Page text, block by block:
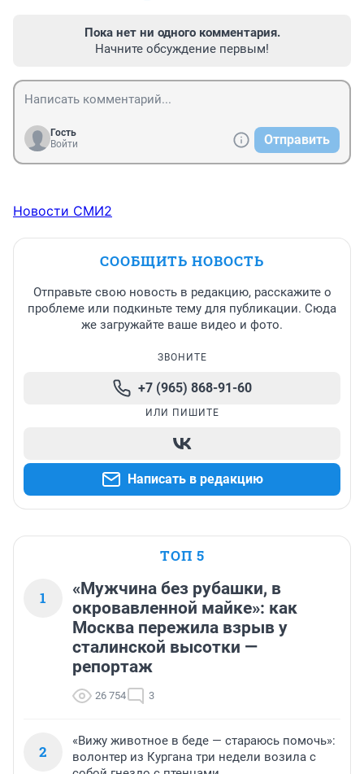
Пока нет ни одного комментария.
Начните обсуждение первым!
Гость
Войти
Отправить
Новости СМИ2
СООБЩИТЬ НОВОСТЬ
Отправьте свою новость в редакцию, расскажите о
проблеме или подкиньте тему для публикации. Сюда
же загружайте ваше видео и фото.
ЗВОНИТЕ
+7 (965) 868-91-60
ИЛИ ПИШИТЕ
Написать в редакцию
ТОП 5
1
«Мужчина без рубашки, в
окровавленной майке»: как
Москва пережила взрыв у
сталинской высотки —
репортаж
26 754 3
2
«Вижу животное в беде — стараюсь помочь»:
волонтер из Кургана три недели возила с